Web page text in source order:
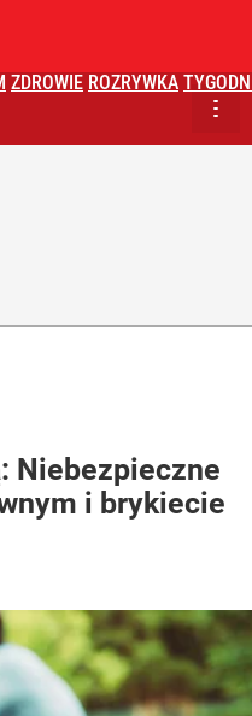
ZDROWIE ROZRYWKA
Niebezpieczne
i brykiecie